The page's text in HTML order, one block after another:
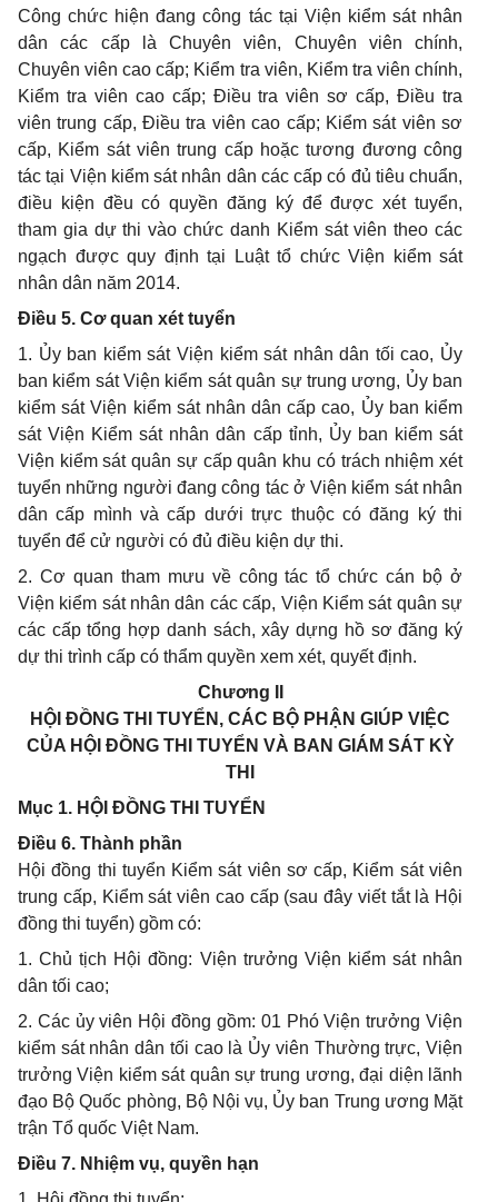
Công chức hiện đang công tác tại Viện kiểm sát nhân
dân các cấp là Chuyên viên, Chuyên viên chính,
Chuyên viên cao cấp; Kiểm tra viên, Kiểm tra viên chính,
Kiểm tra viên cao cấp; Điều tra viên sơ cấp, Điều tra
viên trung cấp, Điều tra viên cao cấp; Kiểm sát viên sơ
cấp, Kiểm sát viên trung cấp hoặc tương đương công
tác tại Viện kiểm sát nhân dân các cấp có đủ tiêu chuẩn,
điều kiện đều có quyền đăng ký để được xét tuyển,
tham gia dự thi vào chức danh Kiểm sát viên theo các
ngạch được quy định tại Luật tổ chức Viện kiểm sát
nhân dân năm 2014.
Điều 5. Cơ quan xét tuyển
1. Ủy ban kiểm sát Viện kiểm sát nhân dân tối cao, Ủy
ban kiểm sát Viện kiểm sát quân sự trung ương, Ủy ban
kiểm sát Viện kiểm sát nhân dân cấp cao, Ủy ban kiểm
sát Viện Kiểm sát nhân dân cấp tỉnh, Ủy ban kiểm sát
Viện kiểm sát quân sự cấp quân khu có trách nhiệm xét
tuyển những người đang công tác ở Viện kiểm sát nhân
dân cấp mình và cấp dưới trực thuộc có đăng ký thi
tuyển để cử người có đủ điều kiện dự thi.
2. Cơ quan tham mưu về công tác tổ chức cán bộ ở
Viện kiểm sát nhân dân các cấp, Viện Kiểm sát quân sự
các cấp tổng hợp danh sách, xây dựng hồ sơ đăng ký
dự thi trình cấp có thẩm quyền xem xét, quyết định.
Chương II
HỘI ĐỒNG THI TUYỂN, CÁC BỘ PHẬN GIÚP VIỆC
CỦA HỘI ĐỒNG THI TUYỂN VÀ BAN GIÁM SÁT KỲ
THI
Mục 1. HỘI ĐỒNG THI TUYỂN
Điều 6. Thành phần
Hội đồng thi tuyển Kiểm sát viên sơ cấp, Kiểm sát viên
trung cấp, Kiểm sát viên cao cấp (sau đây viết tắt là Hội
đồng thi tuyển) gồm có:
1. Chủ tịch Hội đồng: Viện trưởng Viện kiểm sát nhân
dân tối cao;
2. Các ủy viên Hội đồng gồm: 01 Phó Viện trưởng Viện
kiểm sát nhân dân tối cao là Ủy viên Thường trực, Viện
trưởng Viện kiểm sát quân sự trung ương, đại diện lãnh
đạo Bộ Quốc phòng, Bộ Nội vụ, Ủy ban Trung ương Mặt
trận Tổ quốc Việt Nam.
Điều 7. Nhiệm vụ, quyền hạn